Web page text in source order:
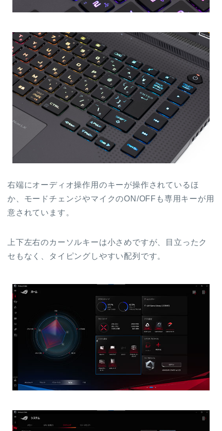
右端にオーディオ操作用のキーが操作されているほ
か、モードチェンジやマイクのON/OFFも専用キーが用
意されています。
上下左右のカーソルキーは小さめですが、目立ったク
セもなく、タイピングしやすい配列です。